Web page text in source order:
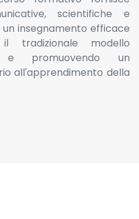
scientifiche e
insegnamento efficace
tradizionale modello
e promuovendo un
all'apprendimento della